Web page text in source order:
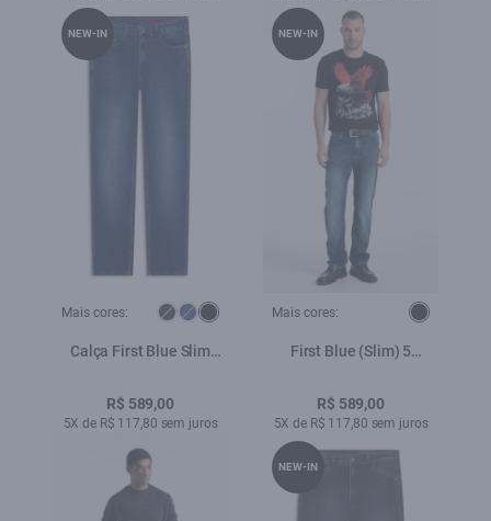
Mais cores:
Calça First Blue Slim
R$ 589,00
5X de R$ 117,80 sem juros
NEW-IN
Mais cores:
First Blue (Slim) 5
Used
R$ 589,00
5X de R$ 117,80 sem juros
NEW-IN
NEW-IN